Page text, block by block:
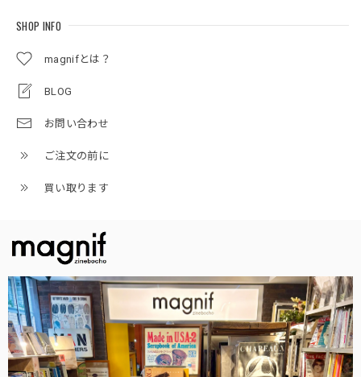
SHOP INFO
magnifとは？
BLOG
お問い合わせ
ご注文の前に
買い取ります